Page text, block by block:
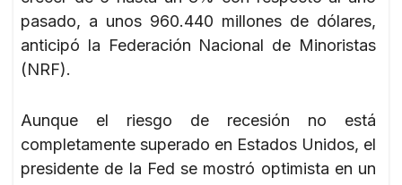
pasado, a unos 960.440 millones de dólares,
anticipó la Federación Nacional de Minoristas
(NRF).
Aunque el riesgo de recesión no está
completamente superado en Estados Unidos, el
presidente de la Fed se mostró optimista en un